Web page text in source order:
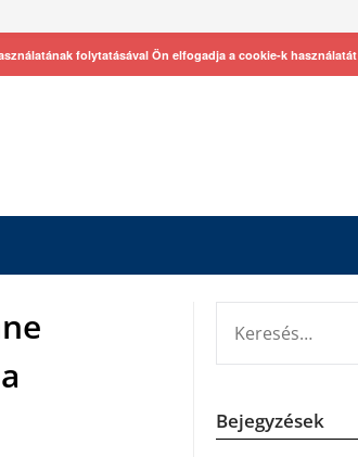
Bejegyzések
folytatásával Ön elfogadja a cookie-k használatát